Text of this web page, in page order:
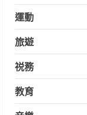
運動
旅遊
祱務
教育